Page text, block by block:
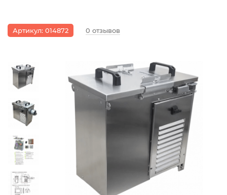
Артикул: 014872 0 отзывов